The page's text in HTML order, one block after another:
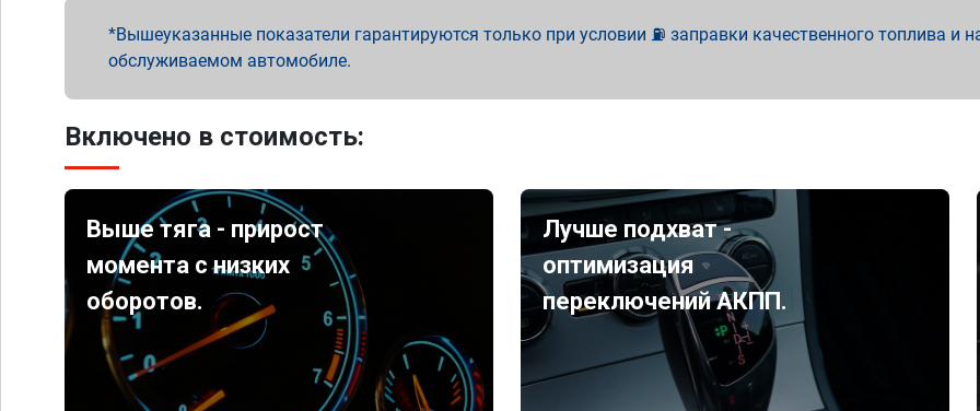
Вышеуказанные показатели гарантируются только при условии ⛽ заправки качественного топлива и
обслуживаемом автомобиле.
Включено в стоимость:
Выше тяга - прирост
момента с низких
оборотов.
Лучше подхват -
оптимизация
переключений АКПП.